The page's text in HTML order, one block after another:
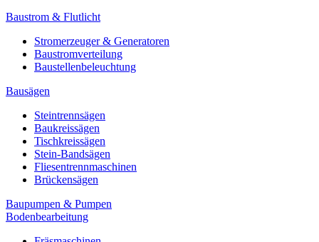
Baustrom & Flutlicht
Stromerzeuger & Generatoren
Baustromverteilung
Baustellenbeleuchtung
Bausägen
Steintrennsägen
Baukreissägen
Tischkreissägen
Stein-Bandsägen
Fliesentrennmaschinen
Brückensägen
Baupumpen & Pumpen
Bodenbearbeitung